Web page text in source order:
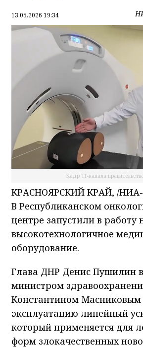
13.05.2026 19:34
Кадр ТГ-канала
КРАСНОЯРСКИЙ КРАЙ, /
В Республиканском
центре запустили в работу
высокотехнологичное
оборудование.
Глава ДНР Денис Пушилин
министром
Константином Масниковым
эксплуатацию линейный
который применяется для
форм злокачественных